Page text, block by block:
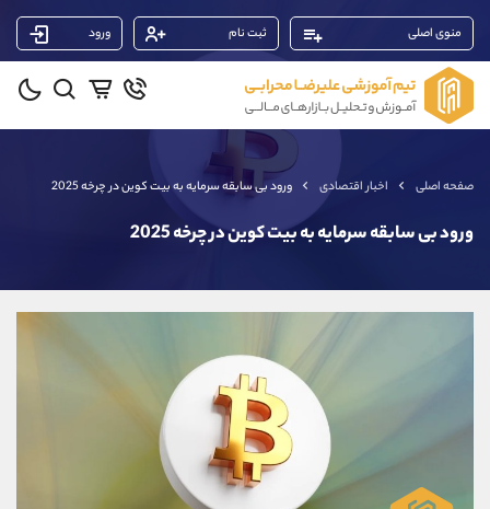
منوی اصلی ثبت نام ورود
صفحه اصلی اخبار اقتصادی ورود بی سابقه سرمایه به بیت کوین در چرخه 2025
ورود بی سابقه سرمایه به بیت کوین در چرخه 2025
پشتیبان فروش (یوسف فرخنده)
تلگرام @Armteam_admin_33
موبایل 09304891085
@Armteam_admin_103
(فائزه تهرانی)
موبایل 09101364784